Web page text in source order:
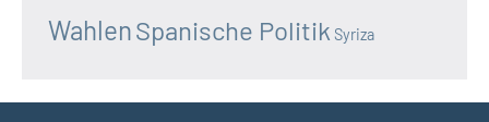
WahlenSpanische Politik Syriza